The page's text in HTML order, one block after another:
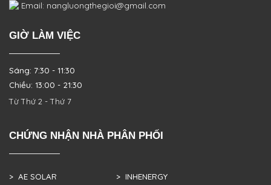
Email: nangluongthegioi@gmail.com
GIỜ LÀM VIỆC
Sáng: 7:30 - 11:30
Chiều: 13:00 - 21:30
Từ Thứ 2 - Thứ 7
CHỨNG NHẬN NHÀ PHÂN PHỐI
> AE SOLAR
> INHENERGY